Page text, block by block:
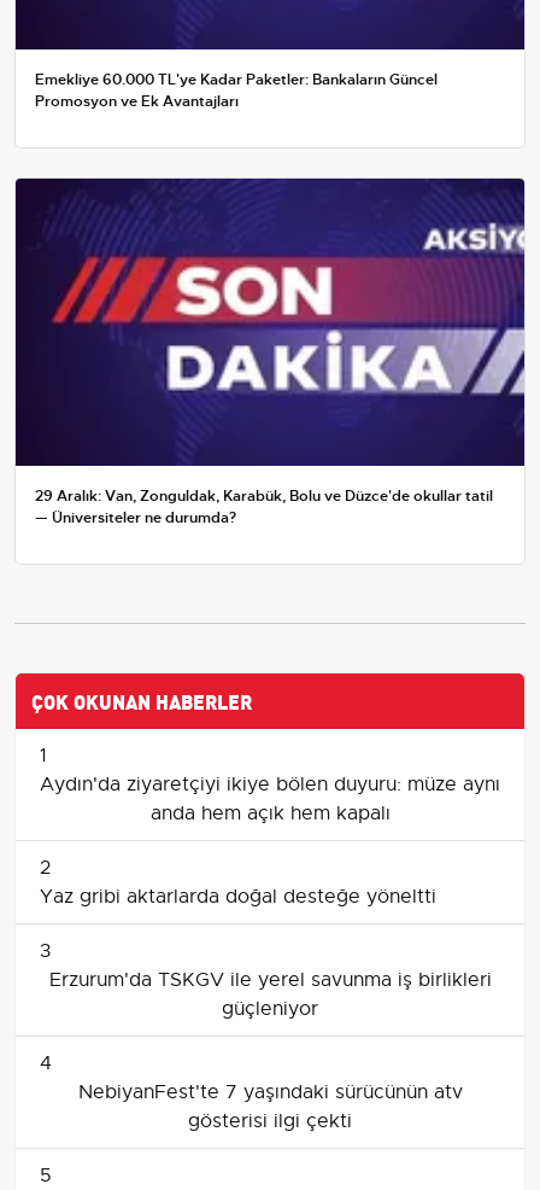
Emekliye 60.000 TL'ye Kadar Paketler: Bankaların Güncel
Promosyon ve Ek Avantajları
29 Aralık: Van, Zonguldak, Karabük, Bolu ve Düzce'de okullar tatil
— Üniversiteler ne durumda?
ÇOK OKUNAN HABERLER
1
Aydın'da ziyaretçiyi ikiye bölen duyuru: müze aynı
anda hem açık hem kapalı
2
Yaz gribi aktarlarda doğal desteğe yöneltti
3
Erzurum'da TSKGV ile yerel savunma iş birlikleri
güçleniyor
4
NebiyanFest'te 7 yaşındaki sürücünün atv
gösterisi ilgi çekti
5